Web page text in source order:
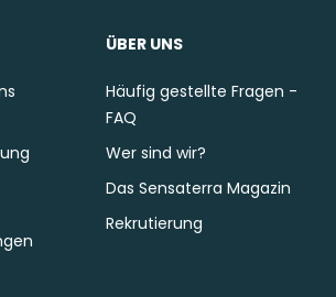
ÜBER UNS
Häufig gestellte Fragen -
FAQ
Wer sind wir?
Das Sensaterra Magazin
Rekrutierung